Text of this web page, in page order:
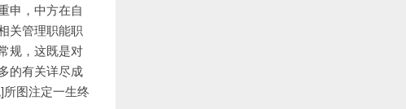
申，中方在自
关管理职能职
规，这既是对
的有关详尽成
图注定一生终